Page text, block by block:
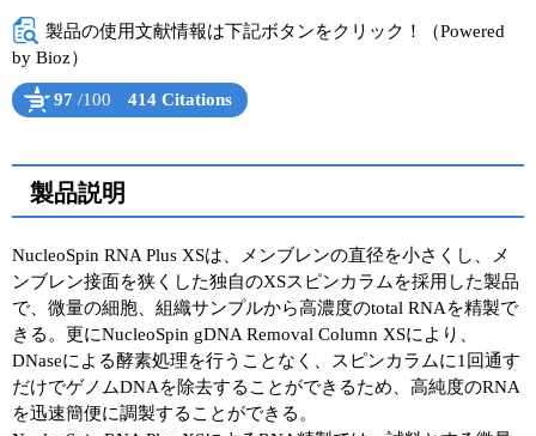
製品の使用文献情報は下記ボタンをクリック！（Powered
by Bioz）
97 /100 414 Citations
製品説明
NucleoSpin RNA Plus XSは、メンブレンの直径を小さくし、メ
ンブレン接面を狭くした独自のXSスピンカラムを採用した製品
で、微量の細胞、組織サンプルから高濃度のtotal RNAを精製で
きる。更にNucleoSpin gDNA Removal Column XSにより、
DNaseによる酵素処理を行うことなく、スピンカラムに1回通す
だけでゲノムDNAを除去することができるため、高純度のRNA
を迅速簡便に調製することができる。